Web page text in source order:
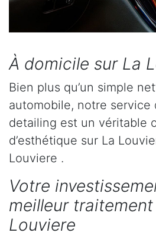
À domicile sur La
Bien plus qu’un simple
automobile, notre service
detailing est un véritable
d’esthétique sur La
Louviere .
Votre
meilleur traitement
Louviere